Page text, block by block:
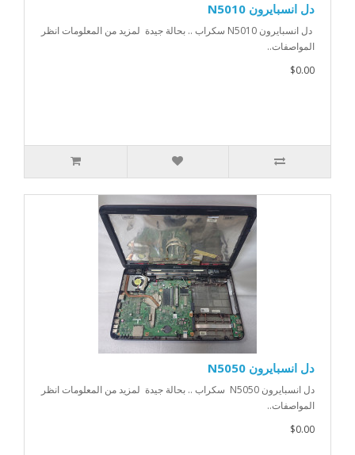
دل انسبايرون N5010
دل انسبايرون N5010 سكراب .. بحالة جيدة لمزيد من المعلومات انظر
المواصفات..
$0.00
دل انسبايرون N5050
دل انسبايرون N5050 سكراب .. بحالة جيدة لمزيد من المعلومات انظر
المواصفات..
$0.00